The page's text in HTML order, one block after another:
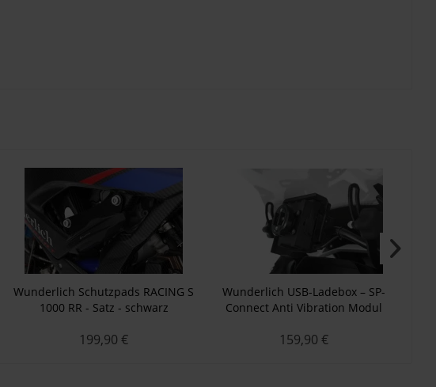
Wunderlich Schutzpads RACING S
1000 RR - Satz - schwarz
199,90 €
Wunderlich USB-Ladebox – SP-
Connect Anti Vibration Modul
159,90 €